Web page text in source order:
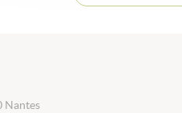
Nantes